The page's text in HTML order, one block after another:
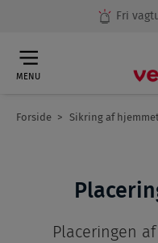
Fri
MENU
Breadcrumb
Forside Sikring af
Placeringen